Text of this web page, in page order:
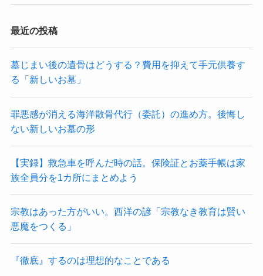
最近の投稿
墓じまい後の遺骨はどうする？費用を抑えて手元供養す
る「新しいお墓」
罪悪感が消える海洋散骨代行（委託）の進め方。後悔し
ない新しいお墓の形
【実録】救急車を呼んだ時の話。保険証とお薬手帳は家
族全員分を1カ所にまとめよう
宗教はあった方がいい。西洋の諺「宗教なき教育は賢い
悪魔をつくる」
『徹底』するのは理想的なことである